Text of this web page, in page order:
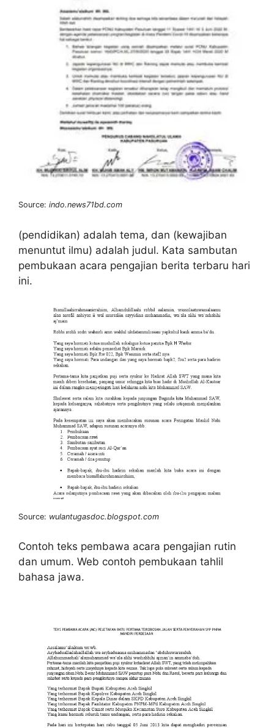
Source: indo.news71bd.com
(pendidikan) adalah tema, dan (kewajiban
menuntut ilmu) adalah judul. Kata sambutan
pembukaan acara pengajian berita terbaru hari
ini.
Source: wulantugasdoc.blogspot.com
Contoh teks pembawa acara pengajian rutin
dan umum. Web contoh pembukaan tahlil
bahasa jawa.